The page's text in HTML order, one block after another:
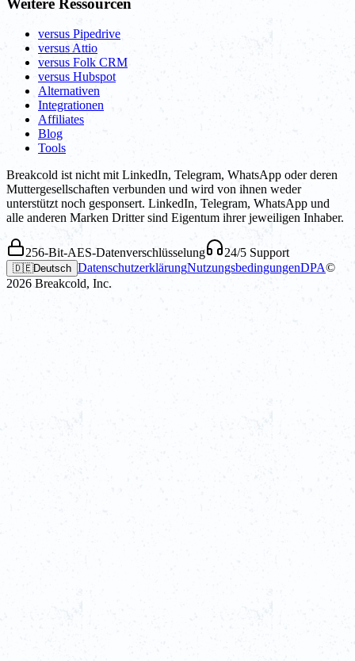
versus Pipedrive
versus Attio
versus Folk CRM
versus Hubspot
Alternativen
Integrationen
Affiliates
Blog
Tools
Breakcold ist nicht mit LinkedIn, Telegram, WhatsApp oder deren
Muttergesellschaften verbunden und wird von ihnen weder
unterstützt noch gesponsert. LinkedIn, Telegram, WhatsApp und
alle anderen Marken Dritter sind Eigentum ihrer jeweiligen Inhaber.
256-Bit-AES-Datenverschlüsselung 24/5 Support
🇩🇪Deutsch DatenschutzerklärungNutzungsbedingungenDPA©
2026 Breakcold, Inc.